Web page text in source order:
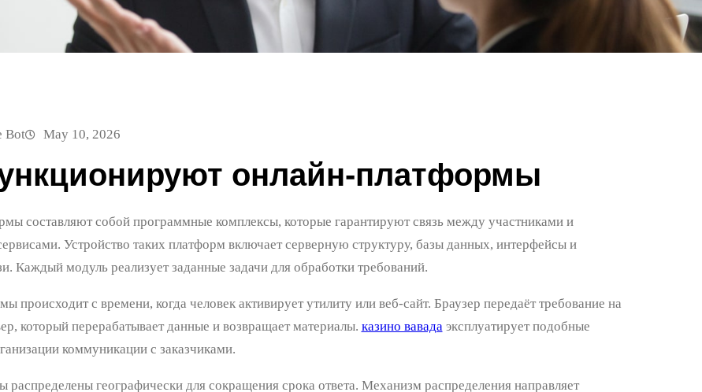
Bot May 10, 2026
онлайн-платформы
составляют собой программные комплексы, которые гарантируют связь между участниками и
Устройство таких платформ включает серверную структуру, базы данных, интерфейсы и
Каждый модуль реализует заданные задачи для обработки требований.
происходит с времени, когда человек активирует утилиту или веб-сайт. Браузер передаёт требование на
который перерабатывает данные и возвращает материалы. казино вавада эксплуатирует подобные
коммуникации с заказчиками.
географически для сокращения срока ответа. Механизм распределения направляет